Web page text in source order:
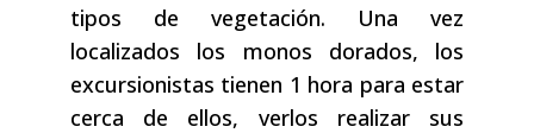
tipos de vegetación. Una vez
localizados los monos dorados, los
excursionistas tienen 1 hora para estar
cerca de ellos, verlos realizar sus